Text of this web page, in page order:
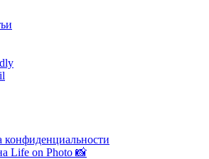
конфиденциальности
Life on Photo 📸